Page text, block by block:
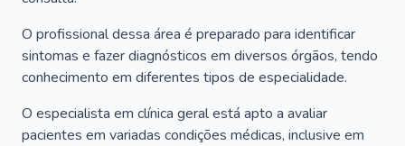
O profissional dessa área é preparado para identificar
sintomas e fazer diagnósticos em diversos órgãos, tendo
conhecimento em diferentes tipos de especialidade.
O especialista em clínica geral está apto a avaliar
pacientes em variadas condições médicas, inclusive em